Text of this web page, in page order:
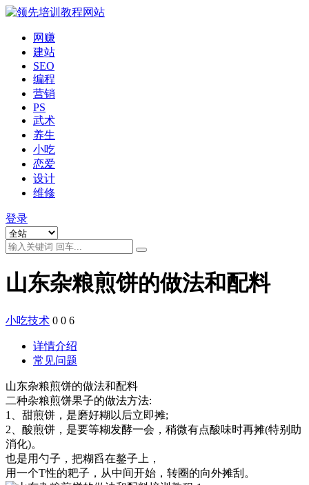
网赚
建站
SEO
编程
营销
PS
武术
养生
小吃
恋爱
设计
维修
登录
山东杂粮煎饼的做法和配料
小吃技术 0 0 6
详情介绍
常见问题
山东杂粮煎饼的做法和配料
二种杂粮煎饼果子的做法方法:
1、甜煎饼，是磨好糊以后立即摊;
2、酸煎饼，是要等糊发酵一会，稍微有点酸味时再摊(特别助
消化)。
也是用勺子，把糊舀在鏊子上，
用一个T性的耙子，从中间开始，转圈的向外摊刮。